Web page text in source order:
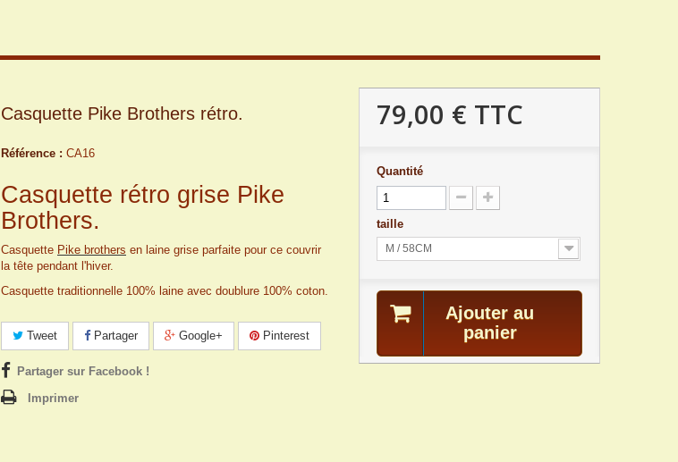
Casquette Pike Brothers rétro.
Référence : CA16
Casquette rétro grise Pike
Brothers.
Casquette Pike brothers en laine grise parfaite pour ce couvrir
la tête pendant l'hiver.
Casquette traditionnelle 100% laine avec doublure 100% coton.
Tweet Partager Google+ Pinterest
Partager sur Facebook !
Imprimer
79,00 € TTC
Quantité
taille
M / 58CM
Ajouter au
panier